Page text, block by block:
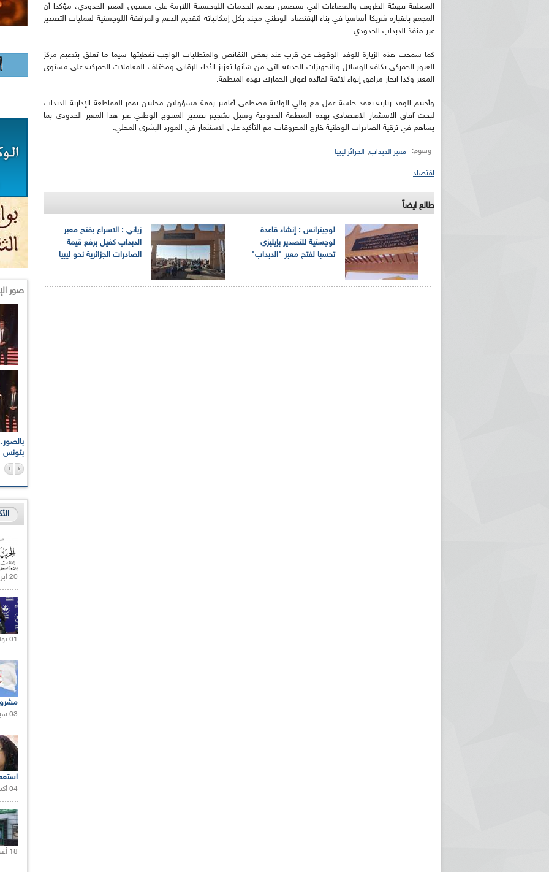
المتعلقة بتهيئة الظروف والفضاءات التي ستضمن تقديم الخدمات اللوجستية اللازمة على مستوى المعبر الحدودي، مؤكدا أن
المجمع باعتباره شريكا أساسيا في بناء الإقتصاد الوطني مجند بكل إمكانياته لتقديم الدعم والمرافقة اللوجستية لعمليات التصدير
عبر منفذ الدبداب الحدودي.
كما سمحت هذه الزيارة للوفد الوقوف عن قرب عند بعض النقائص والمتطلبات الواجب تغطيتها سيما ما تعلق بتدعيم مركز
العبور الجمركي بكافة الوسائل والتجهيزات الحديثة التي من شأنها تعزيز الأداء الرقابي ومختلف المعاملات الجمركية على مستوى
المعبر وكذا انجاز مرافق إيواء لائقة لفائدة اعوان الجمارك بهذه المنطقة.
وأختتم الوفد زيارته بعقد جلسة عمل مع والي الولاية مصطفى أغامير رفقة مسؤولين محليين بمقر المقاطعة الإدارية الدبداب
لبحث آفاق الاستثمار الاقتصادي بهذه المنطقة الحدودية وسبل تشجيع تصدير المنتوج الوطني عبر هذا المعبر الحدودي بما
يساهم في ترقية الصادرات الوطنية خارج المحروقات مع التأكيد على الاستثمار في المورد البشري المحلي.
وسوم: معبر الدبداب, الجزائر ليبيا
اقتصاد
طالع ايضاً
زياني : الاسراع بفتح معبر
الدبداب كفيل برفع قيمة
الصادرات الجزائرية نحو ليبيا
لوجيترانس : إنشاء قاعدة
لوجستية للتصدير بإيليزي
تحسبا لفتح معبر "الدبداب"
صور
بتونس
20 أبريل 2021 |
01 يونيو 2021 |
03 سبتمبر 2020 |
04 أكتوبر 2020 |
18 أغسطس 2020 |